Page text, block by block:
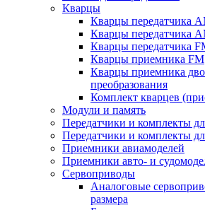
Кварцы
Кварцы передатчика
Кварцы передатчика
Кварцы передатчика
Кварцы приемника FM
Кварцы приемника
преобразования
Комплект кварцев
Модули и память
Передатчики и комплекты
Передатчики и комплекты
Приемники авиамоделей
Приемники авто- и
Сервоприводы
Аналоговые
размера